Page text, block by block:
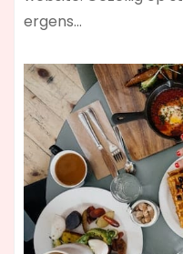
ergens…